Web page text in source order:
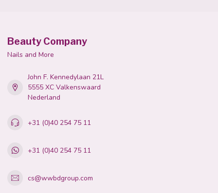
Beauty Company
Nails and More
John F. Kennedylaan 21L
5555 XC Valkenswaard
Nederland
+31 (0)40 254 75 11
+31 (0)40 254 75 11
cs@wwbdgroup.com